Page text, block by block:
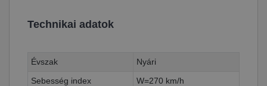
Technikai adatok
Évszak
Nyári
Sebesség index
W=270 km/h